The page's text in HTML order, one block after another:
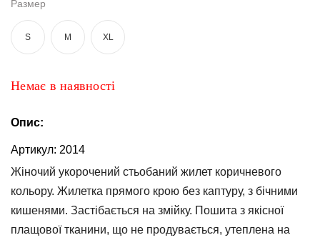
Топи
боді
Спідня
Туніки та
комбінезони
Размер
S M XL
Немає в наявності
Опис:
Артикул: 2014
Жіночий укорочений стьобаний жилет коричневого
кольору. Жилетка прямого крою без каптуру, з бічними
кишенями. Застібається на змійку. Пошита з якісної
плащової тканини, що не продувається, утеплена на